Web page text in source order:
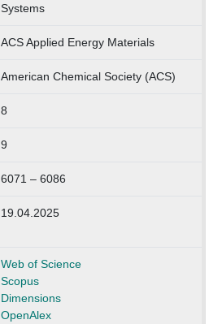
Systems
ACS Applied Energy Materials
American Chemical Society (ACS)
8
9
6071 – 6086
19.04.2025
Web of Science
Scopus
Dimensions
OpenAlex